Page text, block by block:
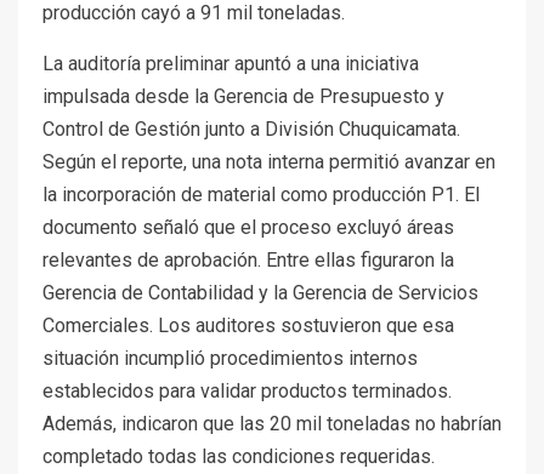
producción cayó a 91 mil toneladas.
La auditoría preliminar apuntó a una iniciativa
impulsada desde la Gerencia de Presupuesto y
Control de Gestión junto a División Chuquicamata.
Según el reporte, una nota interna permitió avanzar en
la incorporación de material como producción P1. El
documento señaló que el proceso excluyó áreas
relevantes de aprobación. Entre ellas figuraron la
Gerencia de Contabilidad y la Gerencia de Servicios
Comerciales. Los auditores sostuvieron que esa
situación incumplió procedimientos internos
establecidos para validar productos terminados.
Además, indicaron que las 20 mil toneladas no habrían
completado todas las condiciones requeridas.